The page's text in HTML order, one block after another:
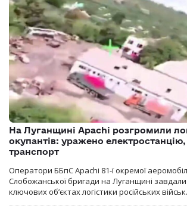
На Луганщині Apachi розгромили
окупантів: уражено електростанцію,
транспорт
Оператори ББпС Apachi 81-ї окремої
Слобожанської бригади на Луганщині завдали
ключових об’єктах логістики російських військ.